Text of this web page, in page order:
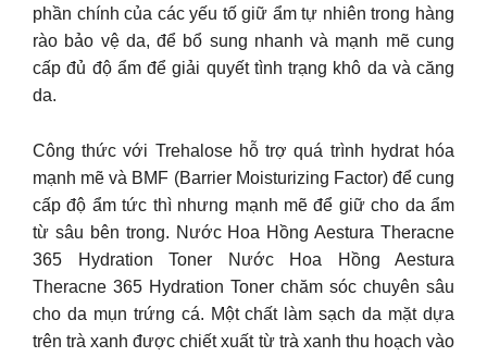
phần chính của các yếu tố giữ ẩm tự nhiên trong hàng
rào bảo vệ da, để bổ sung nhanh và mạnh mẽ cung
cấp đủ độ ẩm để giải quyết tình trạng khô da và căng
da.
Công thức với Trehalose hỗ trợ quá trình hydrat hóa
mạnh mẽ và BMF (Barrier Moisturizing Factor) để cung
cấp độ ẩm tức thì nhưng mạnh mẽ để giữ cho da ẩm
từ sâu bên trong. Nước Hoa Hồng Aestura Theracne
365 Hydration Toner Nước Hoa Hồng Aestura
Theracne 365 Hydration Toner chăm sóc chuyên sâu
cho da mụn trứng cá. Một chất làm sạch da mặt dựa
trên trà xanh được chiết xuất từ trà xanh thu hoạch vào